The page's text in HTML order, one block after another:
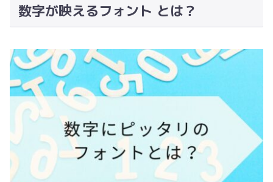
数字が映えるフォント とは？